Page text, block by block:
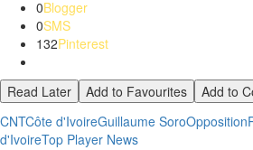
0Blogger
0SMS
132Pinterest
Read Later Add to Favourites
Add to
CNTCôte d'IvoireGuillaume SoroOpposition
d'IvoireTop Player News